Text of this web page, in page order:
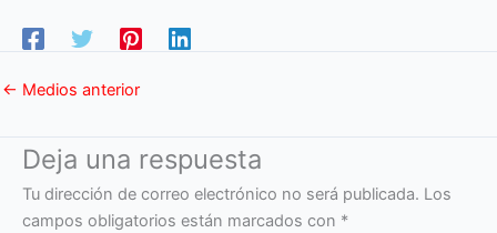
← Medios anterior
Deja una respuesta
Tu dirección de correo electrónico no será publicada. Los
campos obligatorios están marcados con *